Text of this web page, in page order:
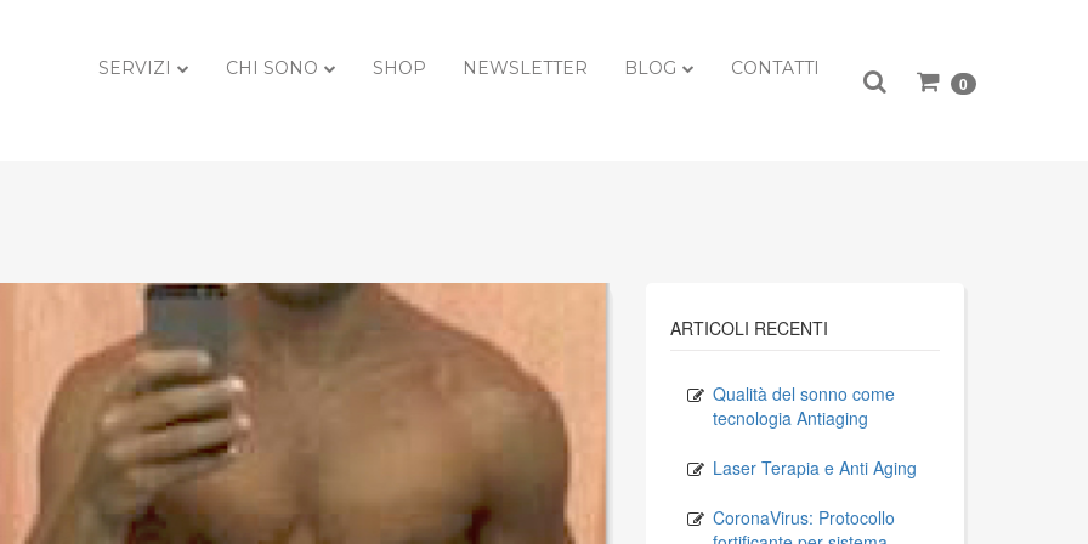
SERVIZI CHI SONO SHOP NEWSLETTER BLOG CONTATTI
0
ARTICOLI RECENTI
Qualità del sonno come
tecnologia Antiaging
Laser Terapia e Anti Aging
CoronaVirus: Protocollo